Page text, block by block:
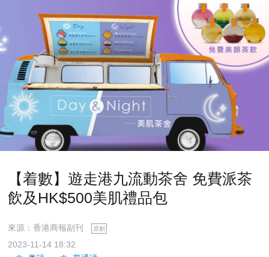
【着數】遊走港九流動茶舍 免費派茶
飲及HK$500美肌禮品包
來源：香港商報副刊 原創
2023-11-14 18:32